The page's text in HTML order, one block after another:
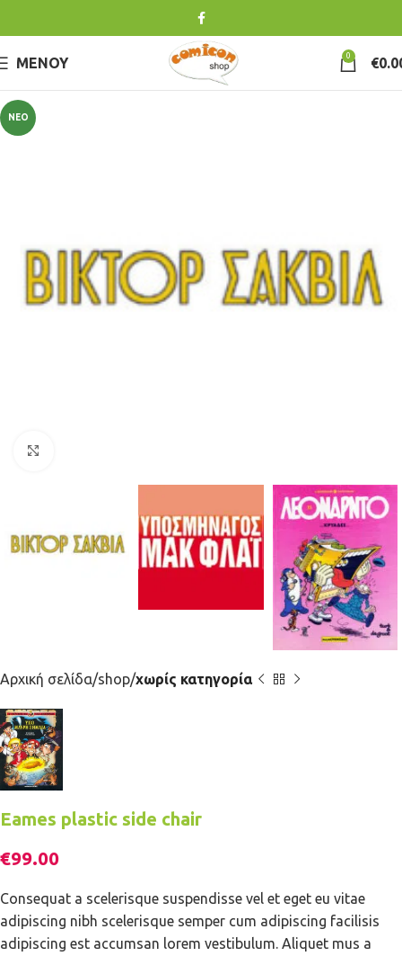
ΜΕΝΟΎ 0 €
ΝΈΟ
Αρχική σελίδα shop χωρίς κατηγορία
Eames plastic side chair
€99.00
Consequat a scelerisque suspendisse vel et eget eu vitae
adipiscing nibh scelerisque semper cum adipiscing facilisis
adipiscing est accumsan lorem vestibulum. Aliquet mus a